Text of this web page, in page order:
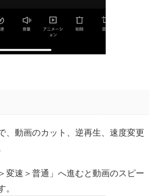
、動画のカット、逆再生、速度変更
変速＞普通」へ進むと動画のスピー
。